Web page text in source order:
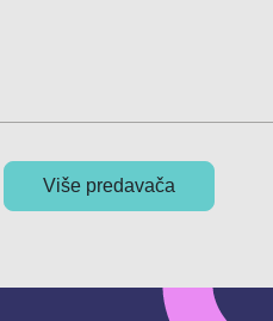
Više predavača